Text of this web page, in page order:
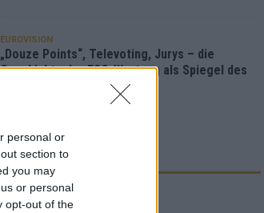
personal or
section to
you may
or personal
opt-out of the
EUROVISION
„Douze Points“, Televoting, Jurys – die
Geschichte der ESC-Wertung als Spiegel des